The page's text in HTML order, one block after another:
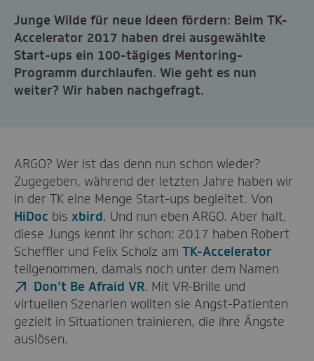
Junge Wilde für neue Ideen fördern: Beim TK-
Accelerator 2017 haben drei ausgewählte
Start-ups ein 100-tägiges Mentoring-
Programm durchlaufen. Wie geht es nun
weiter? Wir haben nachgefragt.
ARGO? Wer ist das denn nun schon wieder?
Zugegeben, während der letzten Jahre haben wir
in der TK eine Menge Start-ups begleitet. Von
HiDoc bis xbird. Und nun eben ARGO. Aber halt,
diese Jungs kennt ihr schon: 2017 haben Robert
Scheffler und Felix Scholz am TK-Accelerator
teilgenommen, damals noch unter dem Namen
Don’t Be Afraid VR. Mit VR-Brille und
virtuellen Szenarien wollten sie Angst-Patienten
gezielt in Situationen trainieren, die ihre Ängste
auslösen.